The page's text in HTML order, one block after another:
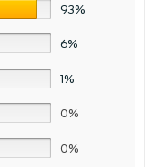
93%
6%
1%
0%
0%